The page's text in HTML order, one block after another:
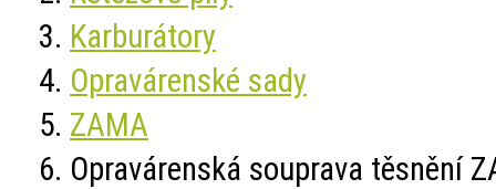
Karburátory
Opravárenské sady
ZAMA
Opravárenská souprava těsnění